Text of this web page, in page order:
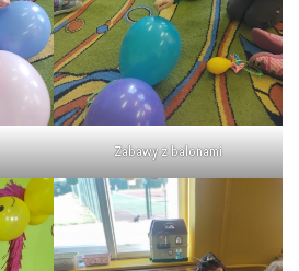
Zabawy z balonami